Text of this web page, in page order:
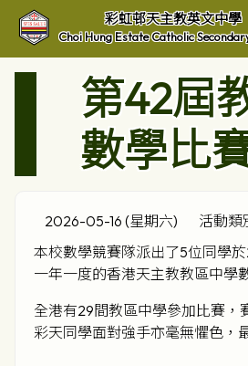
彩虹邨天主教英文中學
Choi Hung Estate Catholic
第42屆
數學比
2026-05-16 (星期六) 活動類
本校數學競賽隊派出了5位同學
一年一度的香港天主教教區中學
全港有29間教區中學參加比賽，
彩天同學面對強手亦毫無懼色，